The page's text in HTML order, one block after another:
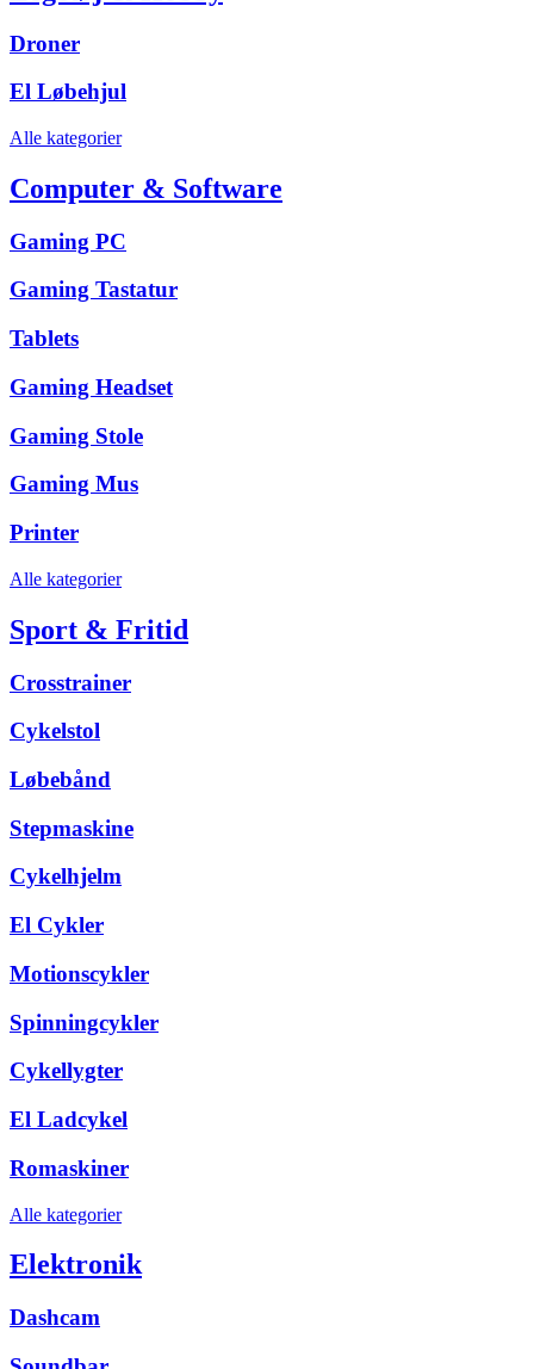
Droner
El Løbehjul
Alle kategorier
Computer & Software
Gaming PC
Gaming Tastatur
Tablets
Gaming Headset
Gaming Stole
Gaming Mus
Printer
Alle kategorier
Sport & Fritid
Crosstrainer
Cykelstol
Løbebånd
Stepmaskine
Cykelhjelm
El Cykler
Motionscykler
Spinningcykler
Cykellygter
El Ladcykel
Romaskiner
Alle kategorier
Elektronik
Dashcam